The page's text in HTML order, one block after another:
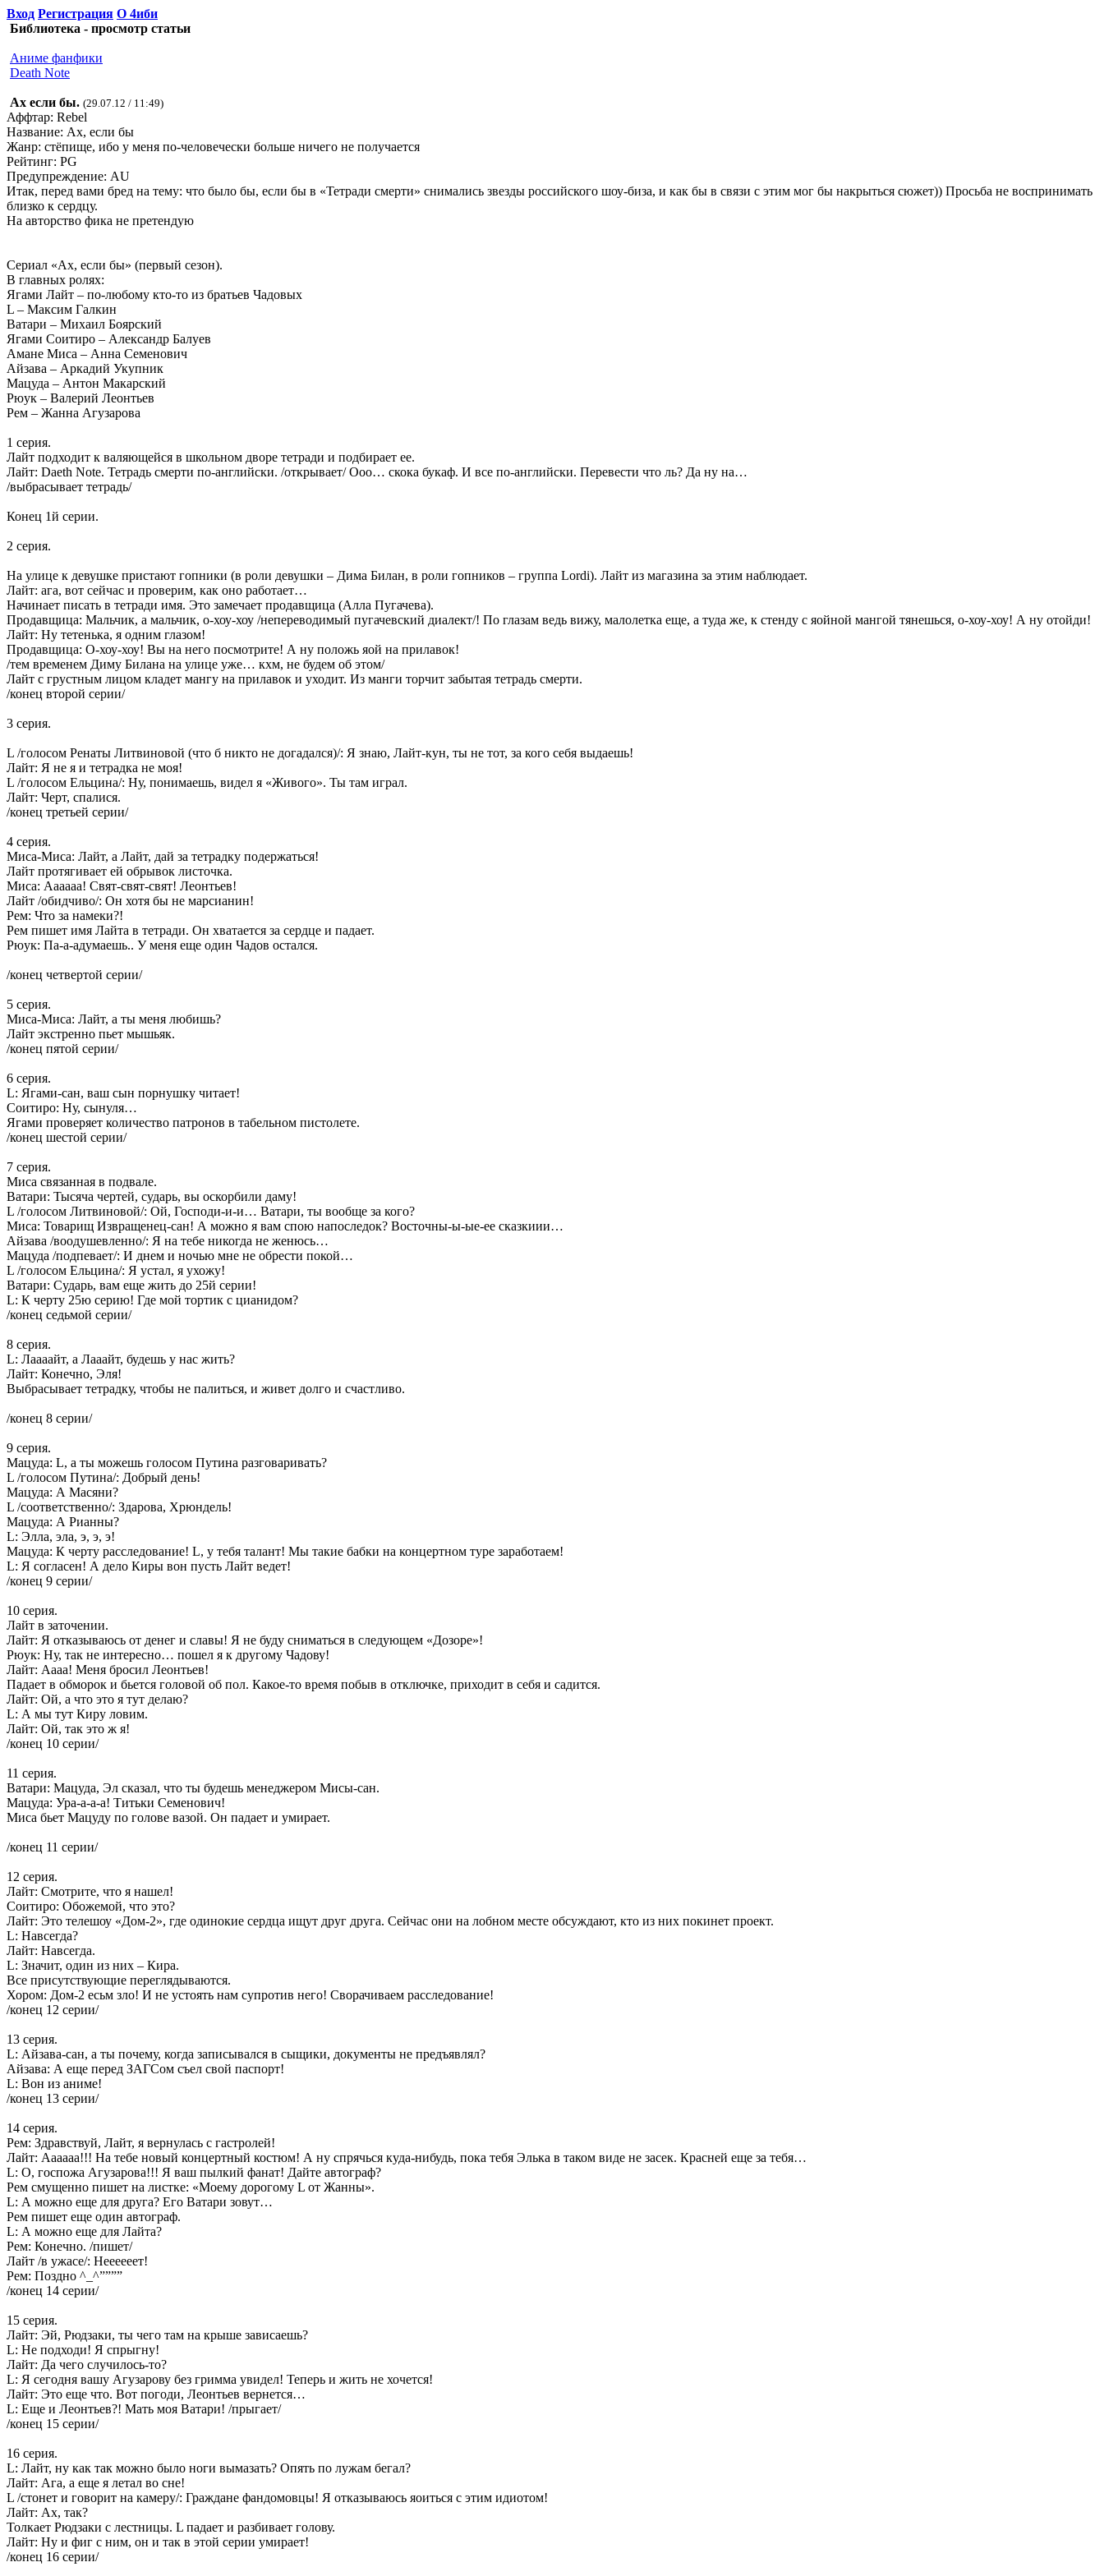
Вход Регистрация О 4иби
Библиотека - просмотр статьи
Аниме фанфики
Death Note
Ах если бы. (29.07.12 / 11:49)
Аффтар: Rebel
Название: Ах, если бы
Жанр: стёпище, ибо у меня по-человечески больше ничего не получается
Рейтинг: PG
Предупреждение: AU
Итак, перед вами бред на тему: что было бы, если бы в «Тетради смерти» снимались звезды российского шоу-биза, и как бы в связи с этим мог бы накрыться сюжет)) Просьба не воспринимать
близко к сердцу.
На авторство фика не претендую
Сериал «Ах, если бы» (первый сезон).
В главных ролях:
Ягами Лайт – по-любому кто-то из братьев Чадовых
L – Максим Галкин
Ватари – Михаил Боярский
Ягами Соитиро – Александр Балуев
Амане Миса – Анна Семенович
Айзава – Аркадий Укупник
Мацуда – Антон Макарский
Рюук – Валерий Леонтьев
Рем – Жанна Агузарова
1 серия.
Лайт подходит к валяющейся в школьном дворе тетради и подбирает ее.
Лайт: Daeth Note. Тетрадь смерти по-английски. /открывает/ Ооо… скока букаф. И все по-английски. Перевести что ль? Да ну на…
/выбрасывает тетрадь/
Конец 1й серии.
2 серия.
На улице к девушке пристают гопники (в роли девушки – Дима Билан, в роли гопников – группа Lordi). Лайт из магазина за этим наблюдает.
Лайт: ага, вот сейчас и проверим, как оно работает…
Начинает писать в тетради имя. Это замечает продавщица (Алла Пугачева).
Продавщица: Мальчик, а мальчик, о-хоу-хоу /непереводимый пугачевский диалект/! По глазам ведь вижу, малолетка еще, а туда же, к стенду с яойной мангой тянешься, о-хоу-хоу! А ну отойди!
Лайт: Ну тетенька, я одним глазом!
Продавщица: О-хоу-хоу! Вы на него посмотрите! А ну положь яой на прилавок!
/тем временем Диму Билана на улице уже… кхм, не будем об этом/
Лайт с грустным лицом кладет мангу на прилавок и уходит. Из манги торчит забытая тетрадь смерти.
/конец второй серии/
3 серия.
L /голосом Ренаты Литвиновой (что б никто не догадался)/: Я знаю, Лайт-кун, ты не тот, за кого себя выдаешь!
Лайт: Я не я и тетрадка не моя!
L /голосом Ельцина/: Ну, понимаешь, видел я «Живого». Ты там играл.
Лайт: Черт, спалися.
/конец третьей серии/
4 серия.
Миса-Миса: Лайт, а Лайт, дай за тетрадку подержаться!
Лайт протягивает ей обрывок листочка.
Миса: Аааааа! Свят-свят-свят! Леонтьев!
Лайт /обидчиво/: Он хотя бы не марсианин!
Рем: Что за намеки?!
Рем пишет имя Лайта в тетради. Он хватается за сердце и падает.
Рюук: Па-а-адумаешь.. У меня еще один Чадов остался.
/конец четвертой серии/
5 серия.
Миса-Миса: Лайт, а ты меня любишь?
Лайт экстренно пьет мышьяк.
/конец пятой серии/
6 серия.
L: Ягами-сан, ваш сын порнушку читает!
Соитиро: Ну, сынуля…
Ягами проверяет количество патронов в табельном пистолете.
/конец шестой серии/
7 серия.
Миса связанная в подвале.
Ватари: Тысяча чертей, сударь, вы оскорбили даму!
L /голосом Литвиновой/: Ой, Господи-и-и… Ватари, ты вообще за кого?
Миса: Товарищ Извращенец-сан! А можно я вам спою напоследок? Восточны-ы-ые-ее сказкиии…
Айзава /воодушевленно/: Я на тебе никогда не женюсь…
Мацуда /подпевает/: И днем и ночью мне не обрести покой…
L /голосом Ельцина/: Я устал, я ухожу!
Ватари: Сударь, вам еще жить до 25й серии!
L: К черту 25ю серию! Где мой тортик с цианидом?
/конец седьмой серии/
8 серия.
L: Лаааайт, а Лааайт, будешь у нас жить?
Лайт: Конечно, Эля!
Выбрасывает тетрадку, чтобы не палиться, и живет долго и счастливо.
/конец 8 серии/
9 серия.
Мацуда: L, а ты можешь голосом Путина разговаривать?
L /голосом Путина/: Добрый день!
Мацуда: А Масяни?
L /соответственно/: Здарова, Хрюндель!
Мацуда: А Рианны?
L: Элла, эла, э, э, э!
Мацуда: К черту расследование! L, у тебя талант! Мы такие бабки на концертном туре заработаем!
L: Я согласен! А дело Киры вон пусть Лайт ведет!
/конец 9 серии/
10 серия.
Лайт в заточении.
Лайт: Я отказываюсь от денег и славы! Я не буду сниматься в следующем «Дозоре»!
Рюук: Ну, так не интересно… пошел я к другому Чадову!
Лайт: Аааа! Меня бросил Леонтьев!
Падает в обморок и бьется головой об пол. Какое-то время побыв в отключке, приходит в себя и садится.
Лайт: Ой, а что это я тут делаю?
L: А мы тут Киру ловим.
Лайт: Ой, так это ж я!
/конец 10 серии/
11 серия.
Ватари: Мацуда, Эл сказал, что ты будешь менеджером Мисы-сан.
Мацуда: Ура-а-а-а! Титьки Семенович!
Миса бьет Мацуду по голове вазой. Он падает и умирает.
/конец 11 серии/
12 серия.
Лайт: Смотрите, что я нашел!
Соитиро: Обожемой, что это?
Лайт: Это телешоу «Дом-2», где одинокие сердца ищут друг друга. Сейчас они на лобном месте обсуждают, кто из них покинет проект.
L: Навсегда?
Лайт: Навсегда.
L: Значит, один из них – Кира.
Все присутствующие переглядываются.
Хором: Дом-2 есьм зло! И не устоять нам супротив него! Сворачиваем расследование!
/конец 12 серии/
13 серия.
L: Айзава-сан, а ты почему, когда записывался в сыщики, документы не предъявлял?
Айзава: А еще перед ЗАГСом съел свой паспорт!
L: Вон из аниме!
/конец 13 серии/
14 серия.
Рем: Здравствуй, Лайт, я вернулась с гастролей!
Лайт: Аааааа!!! На тебе новый концертный костюм! А ну спрячься куда-нибудь, пока тебя Элька в таком виде не засек. Красней еще за тебя…
L: О, госпожа Агузарова!!! Я ваш пылкий фанат! Дайте автограф?
Рем смущенно пишет на листке: «Моему дорогому L от Жанны».
L: А можно еще для друга? Его Ватари зовут…
Рем пишет еще один автограф.
L: А можно еще для Лайта?
Рем: Конечно. /пишет/
Лайт /в ужасе/: Неееееет!
Рем: Поздно ^_^””””
/конец 14 серии/
15 серия.
Лайт: Эй, Рюдзаки, ты чего там на крыше зависаешь?
L: Не подходи! Я спрыгну!
Лайт: Да чего случилось-то?
L: Я сегодня вашу Агузарову без гримма увидел! Теперь и жить не хочется!
Лайт: Это еще что. Вот погоди, Леонтьев вернется…
L: Еще и Леонтьев?! Мать моя Ватари! /прыгает/
/конец 15 серии/
16 серия.
L: Лайт, ну как так можно было ноги вымазать? Опять по лужам бегал?
Лайт: Ага, а еще я летал во сне!
L /стонет и говорит на камеру/: Граждане фандомовцы! Я отказываюсь яоиться с этим идиотом!
Лайт: Ах, так?
Толкает Рюдзаки с лестницы. L падает и разбивает голову.
Лайт: Ну и фиг с ним, он и так в этой серии умирает!
/конец 16 серии/